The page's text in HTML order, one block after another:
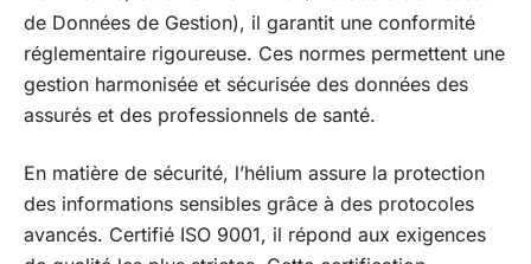
de Données de Gestion), il garantit une conformité
réglementaire rigoureuse. Ces normes permettent une
gestion harmonisée et sécurisée des données des
assurés et des professionnels de santé.
En matière de sécurité, l’hélium assure la protection
des informations sensibles grâce à des protocoles
avancés. Certifié ISO 9001, il répond aux exigences